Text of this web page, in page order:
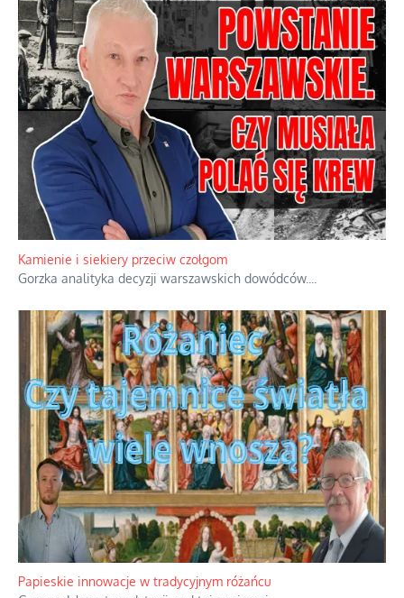
Kamienie i siekiery przeciw czołgom
Gorzka analityka decyzji warszawskich dowódców.
Papieskie innowacje w tradycyjnym różańcu